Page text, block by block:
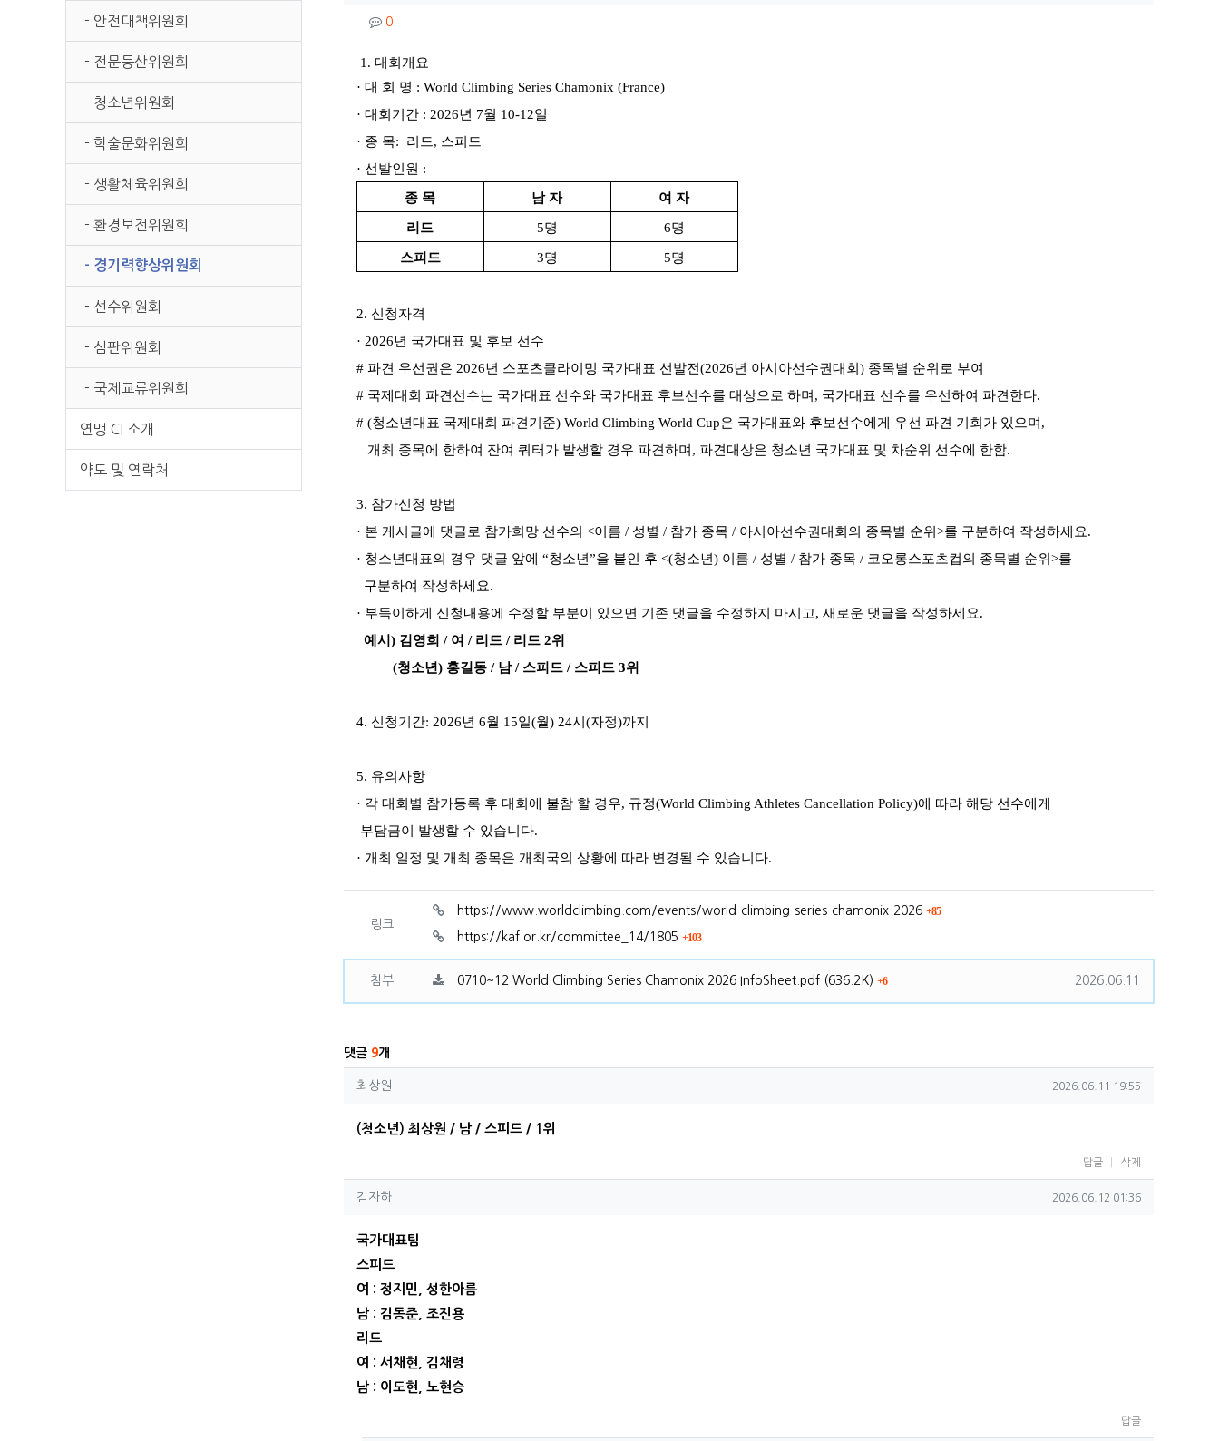
컨텐츠 정보
0댓글
본문
1. 대회개요
· 대 회 명 : World Climbing Series Chamonix (France)
· 대회기간: 2026년 7월 10-12일
· 종 목: 리드, 스피드
· 선발인원 :
종 목
남 자 여 자
리드 5명 6명
스피드 3명 5명
2. 신청자격
· 2026년 국가대표 및 후보 선수
# 파견 우선권은 2026년 스포츠클라이밍 국가대표 선발전(2026년 아시아선수권대회 ) 종목별 순위로 부여
# 국제대회 파견선수는 국가대표 선수와 국가대표 후보선수를 대상으로 하며 , 국가대표 선수를 우선하여 파견한다.
# (청소년대표 국제대회 파견기준) World Climbing World Cup은 국가대표와 후보선수에게 우선 파견 기회가 있으며 ,
개최 종목에 한하여 잔여 쿼터가 발생할 경우 파견하며 , 파견대상은 청소년 국가대표 및 차순위 선수에 한함.
3. 참가신청 방법
· 본 게시글에 댓글로 참가희망 선수의 <이름 / 성별 / 참가 종목 / 아시아선수권대회의 종목별 순위 >를 구분하여 작성하세요.
· 청소년대표의 경우 댓글 앞에 “청소년”을 붙인 후 <(청소년) 이름 / 성별 / 참가 종목 / 코오롱스포츠컵의 종목별 순위 >를
구분하여 작성하세요.
· 부득이하게 신청내용에 수정할 부분이 있으면 기존 댓글을 수정하지 마시고, 새로운 댓글을 작성하세요.
예시 ) 김영희 / 여 / 리드/ 리드 2위
(청소년) 홍길동 / 남/ 스피드 / 스피드 3위
4. 신청기간: 2026년 6월 15일(월) 24시 (자정)까지
5. 유의사항
· 각 대회별 참가등록 후 대회에 불참 할 경우, 규정(World Climbing Athletes Cancellation Policy)에 따라 해당 선수에게
부담금이 발생할 수 있습니다.
· 개최 일정 및 개최 종목은 개최국의 상황에 따라 변경될 수 있습니다.
링크
https://www.worldclimbing.com/events/world-climbing-series-chamonix-2026 85회 연결
https://kaf.or.kr/committee_14/1805 103회 연결
첨부 0710~12 World Climbing Series Chamonix 2026 InfoSheet.pdf 파일크기
(636.2K) 6회 다운로드 등록일
2026.06.11
댓글 9개
최상원님의 댓글
최상원 작성일
2026.06.11 19:55
(청소년) 최상원 / 남 / 스피드 / 1위
답글 삭제
김자하님의 댓글
김자하 작성일
2026.06.12 01:36
국가대표팀
스피드
여 : 정지민, 성한아름
남 : 김동준, 조진용
리드
여 : 서채현, 김채령
남 : 이도현, 노현승
답글
- 안전대책위원회
- 전문등산위원회
- 청소년위원회
- 학술문화위원회
- 생활체육위원회
- 환경보전위원회
- 경기력향상위원회
- 선수위원회
- 심판위원회
- 국제교류위원회
연맹 CI 소개
약도 및 연락처